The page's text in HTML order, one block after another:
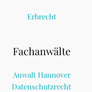
Erbrecht
Fachanwälte
Anwalt Hannover
Datenschutzrecht